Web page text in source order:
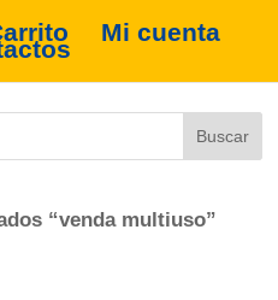
Mi cuenta
“venda multiuso”